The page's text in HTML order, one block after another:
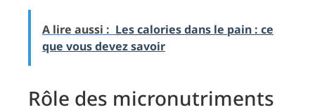
A lire aussi : Les calories dans le pain : ce
que vous devez savoir
Rôle des micronutriments